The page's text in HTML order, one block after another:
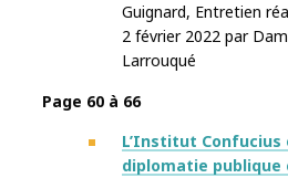
Guignard, Entretien
2 février 2022 par
Larrouqué
Page 60 à 66
L’Institut Confucius
diplomatie publique